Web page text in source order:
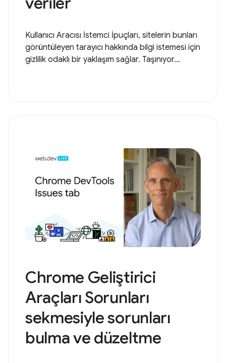
Kullanıcı Aracısı İstemci İpuçları, sitelerin bunları
görüntüleyen tarayıcı hakkında bilgi istemesi için
gizlilik odaklı bir yaklaşım sağlar. Taşınıyor...
Chrome Geliştirici
Araçları Sorunları
sekmesiyle sorunları
bulma ve düzeltme